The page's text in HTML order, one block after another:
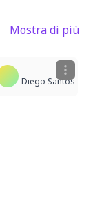
Mostra di più
Diego Santos